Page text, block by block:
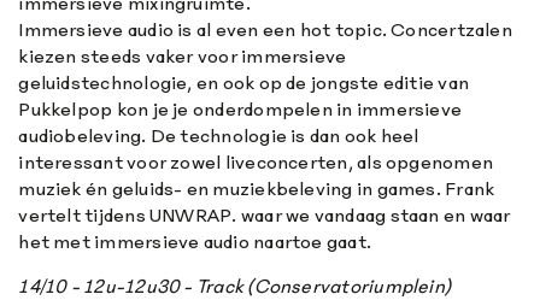
Immersieve audio is al even een hot topic. Concertzalen
kiezen steeds vaker voor immersieve
geluidstechnologie, en ook op de jongste editie van
Pukkelpop kon je je onderdompelen in immersieve
audiobeleving. De technologie is dan ook heel
interessant voor zowel liveconcerten, als opgenomen
muziek én geluids- en muziekbeleving in games. Frank
vertelt tijdens UNWRAP. waar we vandaag staan en waar
het met immersieve audio naartoe gaat.
14/10 - 12u-12u30 - Track (Conservatoriumplein)